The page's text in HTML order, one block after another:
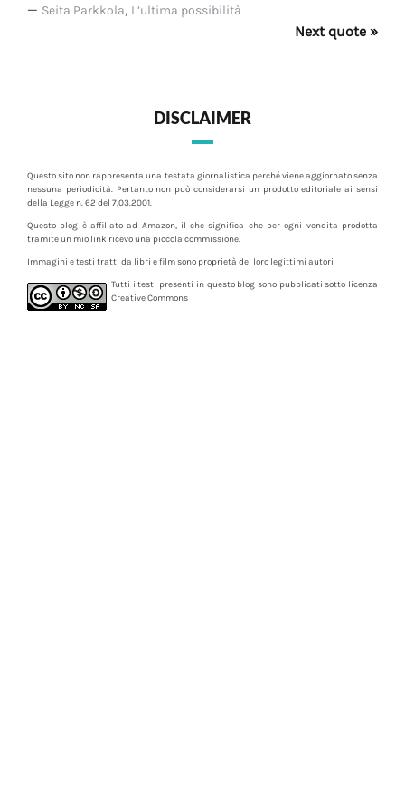
— Seita Parkkola, L’ultima possibilità
Next quote »
DISCLAIMER
Questo sito non rappresenta una testata giornalistica perché viene aggiornato senza
nessuna periodicità. Pertanto non può considerarsi un prodotto editoriale ai sensi
della Legge n. 62 del 7.03.2001.
Questo blog è affiliato ad Amazon, il che significa che per ogni vendita prodotta
tramite un mio link ricevo una piccola commissione.
Immagini e testi tratti da libri e film sono proprietà dei loro legittimi autori
Tutti i testi presenti in questo blog sono pubblicati sotto licenza
Creative Commons